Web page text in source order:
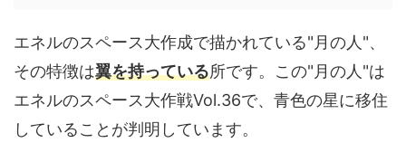
エネルのスペース大作成で描かれている"月の人"、
その特徴は翼を持っている所です。この"月の人"は
エネルのスペース大作戦Vol.36で、青色の星に移住
していることが判明しています。